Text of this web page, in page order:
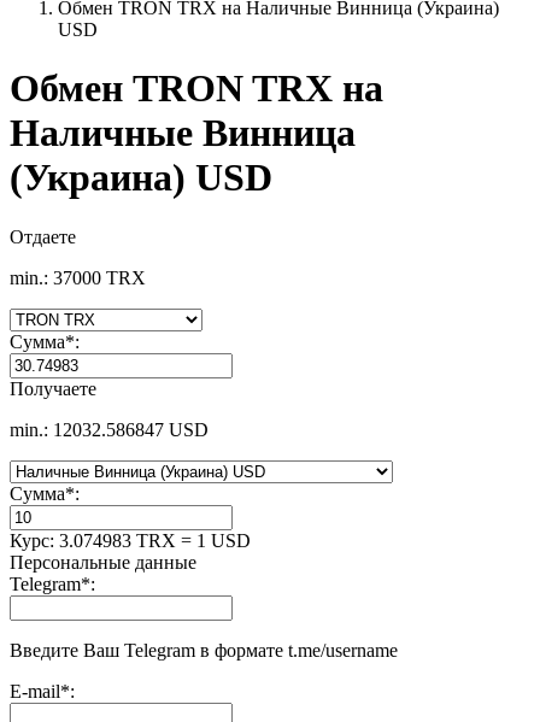
Обмен TRON TRX на Наличные Винница (Украина)
USD
Обмен TRON TRX на
Наличные Винница
(Украина) USD
Отдаете
min.: 37000 TRX
Сумма*:
Получаете
min.: 12032.586847 USD
Сумма*:
Курс: 3.074983 TRX = 1 USD
Персональные данные
Telegram*:
Введите Ваш Telegram в формате t.me/username
E-mail*: